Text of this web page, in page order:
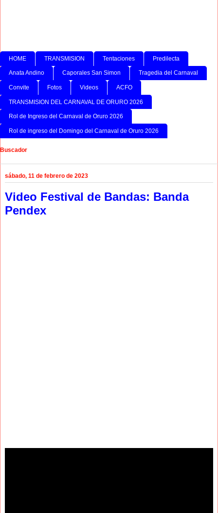
HOME TRANSMISION Tentaciones Predilecta
Anata Andino Caporales San Simon Tragedia del Carnaval
Convite Fotos Videos ACFO
TRANSMISION DEL CARNAVAL DE ORURO 2026
Rol de Ingreso del Carnaval de Oruro 2026
Rol de ingreso del Domingo del Carnaval de Oruro 2026
Buscador
sábado, 11 de febrero de 2023
Video Festival de Bandas: Banda
Pendex